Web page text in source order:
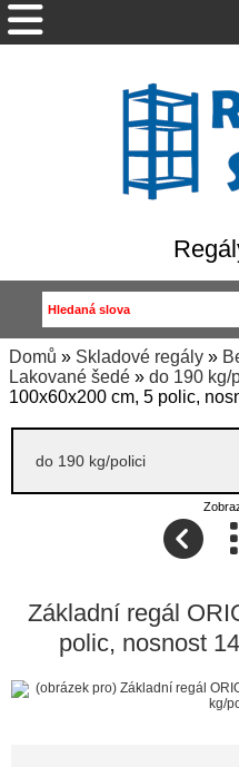
Domů » Skladové regály »
Lakované šedé » do 190 kg/
100x60x200 cm, 5 polic,
do 190 kg/polici
Základní regál
polic, nosnost